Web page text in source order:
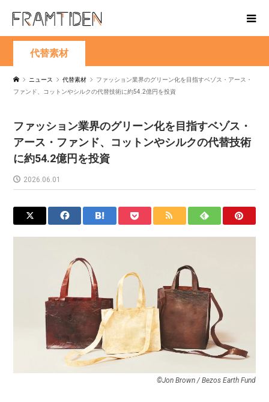
代替素材
ニュース 代替素材
ファッション業界のグリーン化を目指すベゾス・アース・
ファンド、コットンやシルクの代替技術に約54.2億円を投資
ファッション業界のグリーン化を目指すベゾス・
アース・ファンド、コットンやシルクの代替技術
に約54.2億円を投資
2026.06.01
©Jon Brown / Bezos Earth Fund